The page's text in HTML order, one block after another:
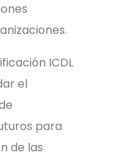
ICDL
el
para
de las